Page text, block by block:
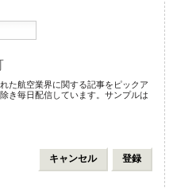
た航空業界に関する記事をピックア
き毎日配信しています。サンプルは